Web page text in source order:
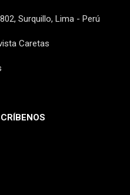
Surquillo, Lima - Perú
Caretas